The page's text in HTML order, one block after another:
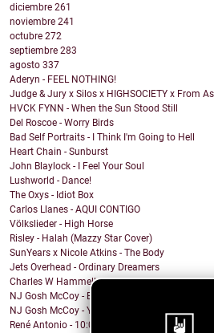
diciembre 261
noviembre 241
octubre 272
septiembre 283
agosto 337
Aderyn - FEEL NOTHING!
Judge & Jury x Silos x HIGHSOCIETY x From
HVCK FYNN - When the Sun Stood Still
Del Roscoe - Worry Birds
Bad Self Portraits - I Think I'm Going to Hell
Heart Chain - Sunburst
John Blaylock - I Feel Your Soul
Lushworld - Dance!
The Oxys - Idiot Box
Carlos Llanes - AQUI CONTIGO
Völkslieder - High Horse
Risley - Halah (Mazzy Star Cover)
SunYears x Nicole Atkins - The Body
Jets Overhead - Ordinary Dreamers
Charles W Hammell Jr – Dragonfly
NJ Gosh McCoy - Breakfast (Remix by NJ
NJ Gosh McCoy - You're My Girl But You're My
René Antonio - 10:00 PM